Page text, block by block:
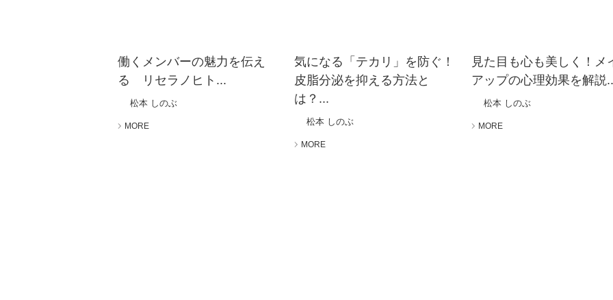
働くメンバーの魅力を伝え
る リセラノヒト...
松本 しのぶ
MORE
気になる「テカリ」を防ぐ！
皮脂分泌を抑える方法と
は？...
松本 しのぶ
MORE
見た目も心も美しく！メ
アップの心理効果を解説
松本 しのぶ
MORE